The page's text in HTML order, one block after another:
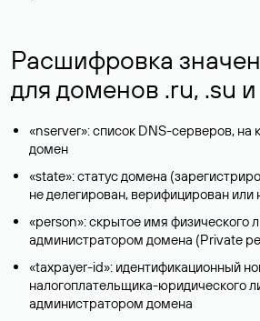
Расшифровка
для доменов .ru, .su
«nserver»: список DNS-серверов, на
домен
«state»: статус домена
не делегирован, верифицирован
«person»: скрытое имя физического
администратором домена (Privatе
«taxpayer-id»: идентификационный
налогоплательщика-юридического
администратором домена